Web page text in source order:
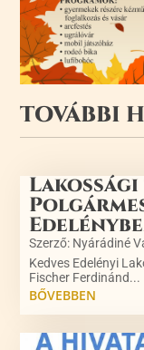
TOVÁBBI
Szerző: Nyárádiné
Kedves Edelényi
Fischer Ferdinánd...
BŐVEBBEN